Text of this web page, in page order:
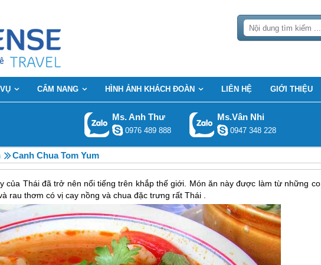
CẨM NANG HÌNH ẢNH KHÁCH ĐOÀN LIÊN HỆ GIỚI THIỆU
Ms. Anh Thư
0976 489 888
Ms.Vân Nhi
0947 348 228
Canh Chua Tom Yum
của Thái đã trở nên nổi tiếng trên khắp thế giới. Món ăn này được làm từ những
rau thơm có vị cay nồng và chua đặc trưng rất Thái .